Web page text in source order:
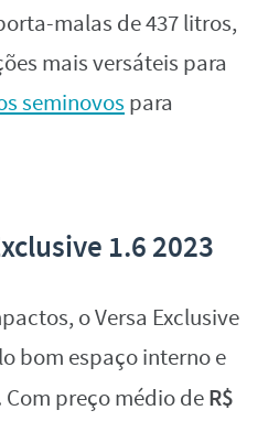
malas de 437 litros,
mais versáteis para
seminovos para
1.6 2023
o Versa Exclusive
bom espaço interno e
preço médio deR$